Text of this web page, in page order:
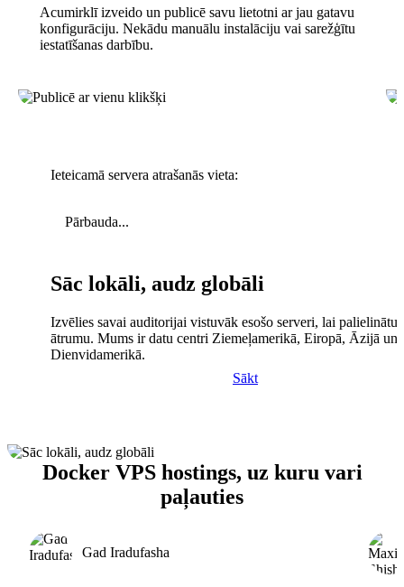
Acumirklī izveido un publicē savu lietotni ar jau gatavu
konfigurāciju. Nekādu manuālu instalāciju vai sarežģītu
iestatīšanas darbību.
Ieteicamā servera atrašanās vieta:
Pārbauda...
Sāc lokāli, audz globāli
Izvēlies savai auditorijai vistuvāk esošo serveri, lai palielinātu
ātrumu. Mums ir datu centri Ziemeļamerikā, Eiropā, Āzijā un
Dienvidamerikā.
Sākt
Docker VPS hostings, uz kuru vari
paļauties
Gad Iradufasha